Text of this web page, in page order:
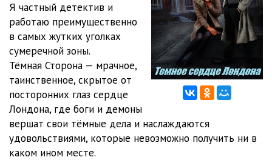
009 27:25
010 27:41
011
012 09:46
013
014
015
Я частный детектив и
работаю преимущественно
в самых жутких уголках
сумеречной зоны.
Тёмная Сторона — мрачное,
таинственное, скрытое от
посторонних глаз сердце
Лондона, где боги и демоны
вершат свои тёмные дела и наслаждаются
удовольствиями, которые невозможно получить ни в
каком ином месте.